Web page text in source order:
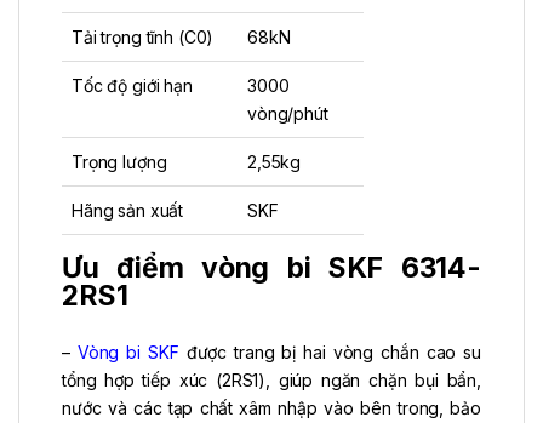
Tải trọng tĩnh (C0) 68kN
Tốc độ giới hạn
3000
vòng/phút
Trọng lượng 2,55kg
Hãng sản xuất SKF
Ưu điểm vòng bi SKF 6314-
2RS1
– Vòng bi SKF được trang bị hai vòng chắn cao su
tổng hợp tiếp xúc (2RS1), giúp ngăn chặn bụi bẩn,
nước và các tạp chất xâm nhập vào bên trong, bảo